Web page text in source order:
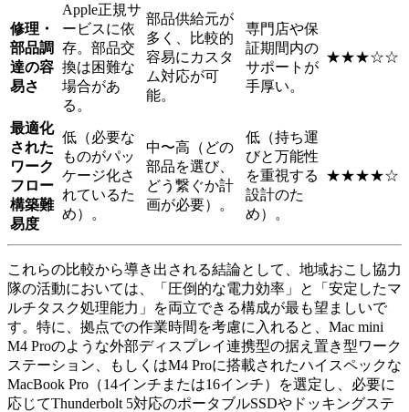
修理・
部品調
達の容
易さ
Apple正規サ
ービスに依
存。部品交
換は困難な
場合があ
る。
部品供給元が
多く、比較的
容易にカスタ
ム対応が可
能。
専門店や保
証期間内の
サポートが
手厚い。
★★★☆☆
最適化
された
ワーク
フロー
構築難
易度
低（必要な
ものがパッ
ケージ化さ
れているた
め）。
中〜高（どの
部品を選び、
どう繋ぐか計
画が必要）。
低（持ち運
びと万能性
を重視する
設計のた
め）。
★★★★☆
これらの比較から導き出される結論として、地域おこし協力
隊の活動においては、「圧倒的な電力効率」と「安定したマ
ルチタスク処理能力」を両立できる構成が最も望ましいで
す。特に、拠点での作業時間を考慮に入れると、Mac mini
M4 Proのような外部ディスプレイ連携型の据え置き型ワーク
ステーション、もしくはM4 Proに搭載されたハイスペックな
MacBook Pro（14インチまたは16インチ）を選定し、必要に
応じてThunderbolt 5対応のポータブルSSDやドッキングステ